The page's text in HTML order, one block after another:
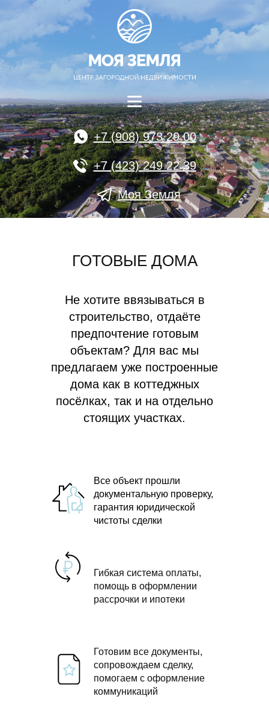
+7 (908) 973 29 00
+7 (423) 249 22 39
Моя Земля
ГОТОВЫЕ ДОМА
Не хотите ввязываться в
строительство, отдаёте
предпочтение готовым
объектам? Для вас мы
предлагаем уже построенные
дома как в коттеджных
посёлках, так и на отдельно
стоящих участках.
Все объект прошли
документальную проверку,
гарантия юридической
чистоты сделки
Гибкая система оплаты,
помощь в оформлении
рассрочки и ипотеки
Готовим все документы,
сопровождаем сделку,
помогаем с оформление
коммуникаций